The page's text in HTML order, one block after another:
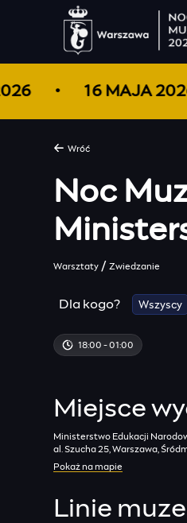
16 MAJA
Wróć
Noc
Warsztaty /Zwiedzanie
Dla kogo? Wszyscy
18:00 - 01:00
Miejsce
Ministerstwo Edukacji
al. Szucha 25, Warszawa,
Pokaż na mapie
Linie